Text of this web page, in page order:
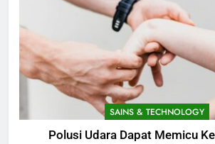
SAINS & TECHNOLOGY
Polusi Udara Dapat Memicu